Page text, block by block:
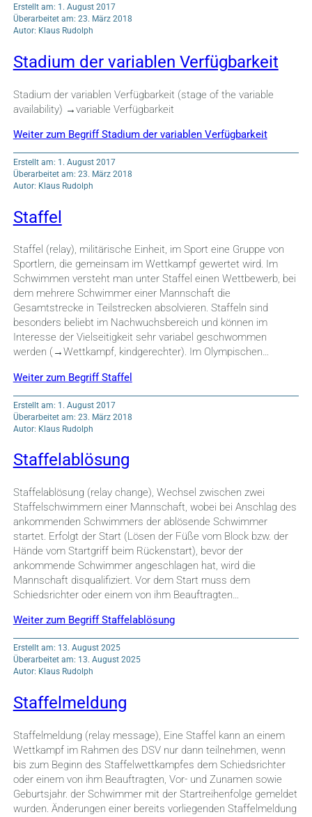
Erstellt am: 1. August 2017
Überarbeitet am: 23. März 2018
Autor: Klaus Rudolph
Stadium der variablen Verfügbarkeit
Stadium der variablen Verfügbarkeit (stage of the variable
availability) →variable Verfügbarkeit
Weiter zum Begriff Stadium der variablen Verfügbarkeit
Erstellt am: 1. August 2017
Überarbeitet am: 23. März 2018
Autor: Klaus Rudolph
Staffel
Staffel (relay), militärische Einheit, im Sport eine Gruppe von
Sportlern, die gemeinsam im Wettkampf gewertet wird. Im
Schwimmen versteht man unter Staffel einen Wettbewerb, bei
dem mehrere Schwimmer einer Mannschaft die
Gesamtstrecke in Teilstrecken absolvieren. Staffeln sind
besonders beliebt im Nachwuchsbereich und können im
Interesse der Vielseitigkeit sehr variabel geschwommen
werden (→Wettkampf, kindgerechter). Im Olympischen…
Weiter zum Begriff Staffel
Erstellt am: 1. August 2017
Überarbeitet am: 23. März 2018
Autor: Klaus Rudolph
Staffelablösung
Staffelablösung (relay change), Wechsel zwischen zwei
Staffelschwimmern einer Mannschaft, wobei bei Anschlag des
ankommenden Schwimmers der ablösende Schwimmer
startet. Erfolgt der Start (Lösen der Füße vom Block bzw. der
Hände vom Startgriff beim Rückenstart), bevor der
ankommende Schwimmer angeschlagen hat, wird die
Mannschaft disqualifiziert. Vor dem Start muss dem
Schiedsrichter oder einem von ihm Beauftragten…
Weiter zum Begriff Staffelablösung
Erstellt am: 13. August 2025
Überarbeitet am: 13. August 2025
Autor: Klaus Rudolph
Staffelmeldung
Staffelmeldung (relay message), Eine Staffel kann an einem
Wettkampf im Rahmen des DSV nur dann teilnehmen, wenn
bis zum Beginn des Staffelwettkampfes dem Schiedsrichter
oder einem von ihm Beauftragten, Vor- und Zunamen sowie
Geburtsjahr. der Schwimmer mit der Startreihenfolge gemeldet
wurden. Änderungen einer bereits vorliegenden Staffelmeldung